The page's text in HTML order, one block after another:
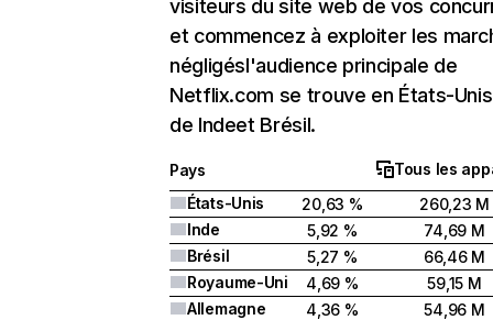
visiteurs du site web de vos
et commencez à exploiter les
négligésl'audience principale de
Netflix.com se trouve en États-
de Indeet Brésil.
Pays
Tous les
États-Unis
20,63 %
260,23 M
Inde
5,92 %
74,69 M
Brésil
5,27 %
66,46 M
Royaume-Uni
4,69 %
59,15 M
Allemagne
4,36 % 54,96 M